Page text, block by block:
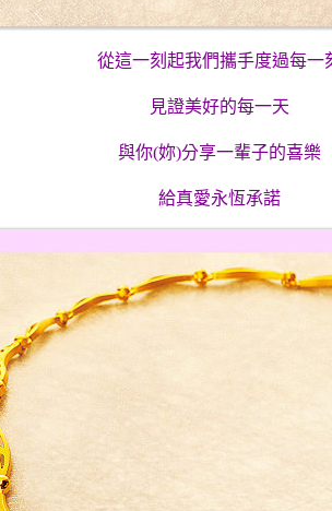
從這一刻起我們攜手度過每一
見證美好的每一天
與你(妳)分享一輩子的喜樂
給真愛永恆承諾